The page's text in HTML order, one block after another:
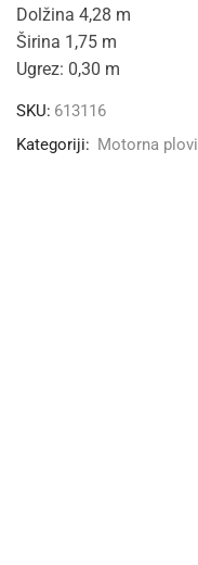
Dolžina 4,28 m
Širina 1,75 m
Ugrez: 0,30 m
SKU: 613116
Kategoriji: Motorna